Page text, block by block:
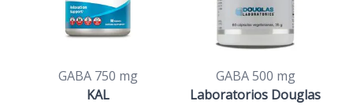
GABA 750 mg
KAL
GABA 500 mg
Laboratorios Douglas